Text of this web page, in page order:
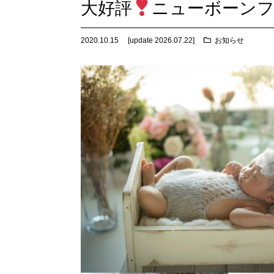
大好評 ニューボーン
2020.10.15 [update 2026.07.22] お知らせ